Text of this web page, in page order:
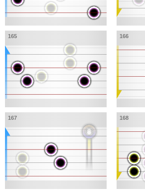
165 166
167 168